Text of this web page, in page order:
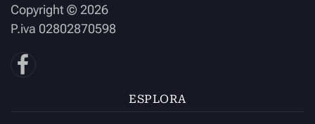
Copyright © 2026
P.iva 02802870598
ESPLORA